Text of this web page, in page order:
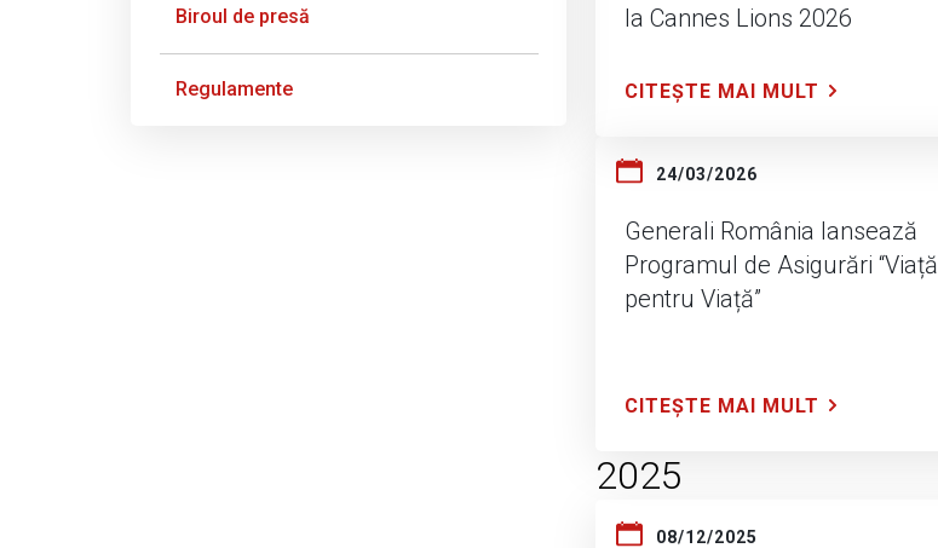
Biroul de presă
Regulamente
la Cannes Lions 2026
CITEȘTE MAI MULT
24/03/2026
Generali România lansează
Programul de Asigurări “Viață
pentru Viață”
CITEȘTE MAI MULT
2025
08/12/2025